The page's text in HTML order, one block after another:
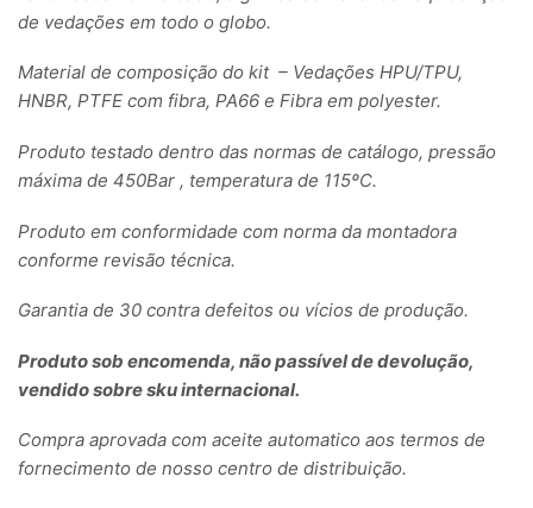
de vedações em todo o globo.
Material de composição do kit – Vedações HPU/TPU,
HNBR, PTFE com fibra, PA66 e Fibra em polyester.
Produto testado dentro das normas de catálogo, pressão
máxima de 450Bar , temperatura de 115ºC.
Produto em conformidade com norma da montadora
conforme revisão técnica.
Garantia de 30 contra defeitos ou vícios de produção.
Produto sob encomenda, não passível de devolução,
vendido sobre sku internacional.
Compra aprovada com aceite automatico aos termos de
fornecimento de nosso centro de distribuição.